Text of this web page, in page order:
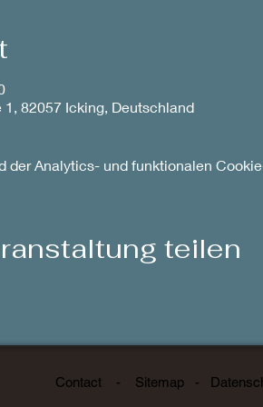
82057 Icking, Deutschland
der Analytics- und funktionalen
teilen
Contact - Sitemap -